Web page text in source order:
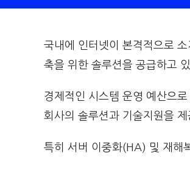
국내에 인터넷이 본격적으로
축을 위한 솔루션을 공급하고
경제적인 시스템 운영 예산으
회사의 솔루션과 기술지원을 제
특히 서버 이중화(HA) 및 재해